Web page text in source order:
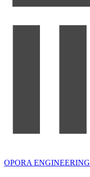
OPORA ENGINEERING